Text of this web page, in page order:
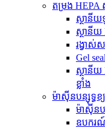
តម្រង HEPA
ស្ថានី
ស្ថានីយ
រង្វាស់
Gel
ស្ថានីយ
ខ្លាំង
ម៉ាស៊ីនបន្សុទ្ធ
ម៉ាស៊ីនប
ឧបករ